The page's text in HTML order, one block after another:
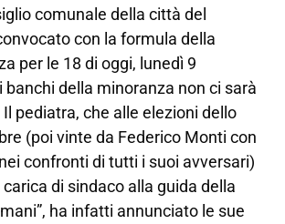
comunale della città del
con la formula della
per le 18 di oggi, lunedì 9
banchi della minoranza non ci sarà
pediatra, che alle elezioni dello
(poi vinte da Federico Monti con
confronti di tutti i suoi avversari)
di sindaco alla guida della
ha infatti annunciato le sue